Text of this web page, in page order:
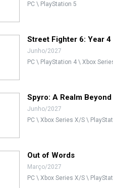
PC \ PlayStation 5
Street Fighter 6: Year 4
Junho/2027
PC \ PlayStation 4 \ Xbox
Spyro: A Realm Beyond
Junho/2027
PC \ Xbox Series X/S \
Out of Words
Março/2027
PC \ Xbox Series X/S \